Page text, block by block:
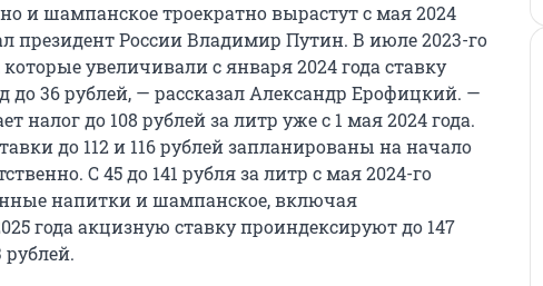
и шампанское троекратно вырастут с мая 2024
президент России Владимир Путин. В июле 2023-го
увеличивали с января 2024 года ставку
до 36 рублей, — рассказал Александр Ерофицкий. —
налог до 108 рублей за литр уже с 1 мая 2024 года.
до 112 и 116 рублей запланированы на начало
С 45 до 141 рубля за литр с мая 2024-го
напитки и шампанское, включая
года акцизную ставку проиндексируют до 147
рублей.